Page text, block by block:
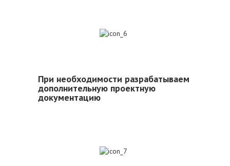
При необходимости разрабатываем
дополнительную проектную
документацию